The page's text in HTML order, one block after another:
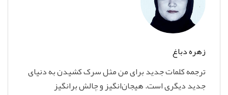
زهره دباغ
ترجمه کلمات جدید برای من مثل سرک کشیدن به دنیای
جدید دیگری است. هیجان‌انگیز و چالش برانگیز